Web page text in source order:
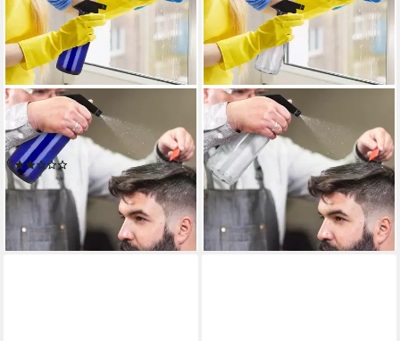
RELAXDAYS
Sprühflasche Glas im 2er Set
Blau, (2er-Set, 2-tlg., 2er Set)
13,99 € UVP 29,99 €
-53%
lieferbar - in 2-3 Werktagen bei dir
RELAXDAYS
Sprühflasche 4 x
Sprühflasche aus Glas, (2er
Set, 2-tlg., 2er Set)
19,99 € UVP 39,99 €
-50%
lieferbar - in 2-3 Werktagen bei dir